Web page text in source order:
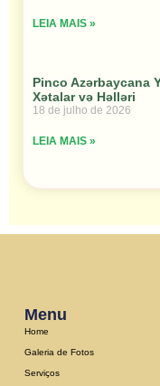
LEIA MAIS »
Pinco Azərbaycana
Xətalar və Həlləri
18 de julho de 2026
LEIA MAIS »
Menu
Home
Galeria de Fotos
Serviços